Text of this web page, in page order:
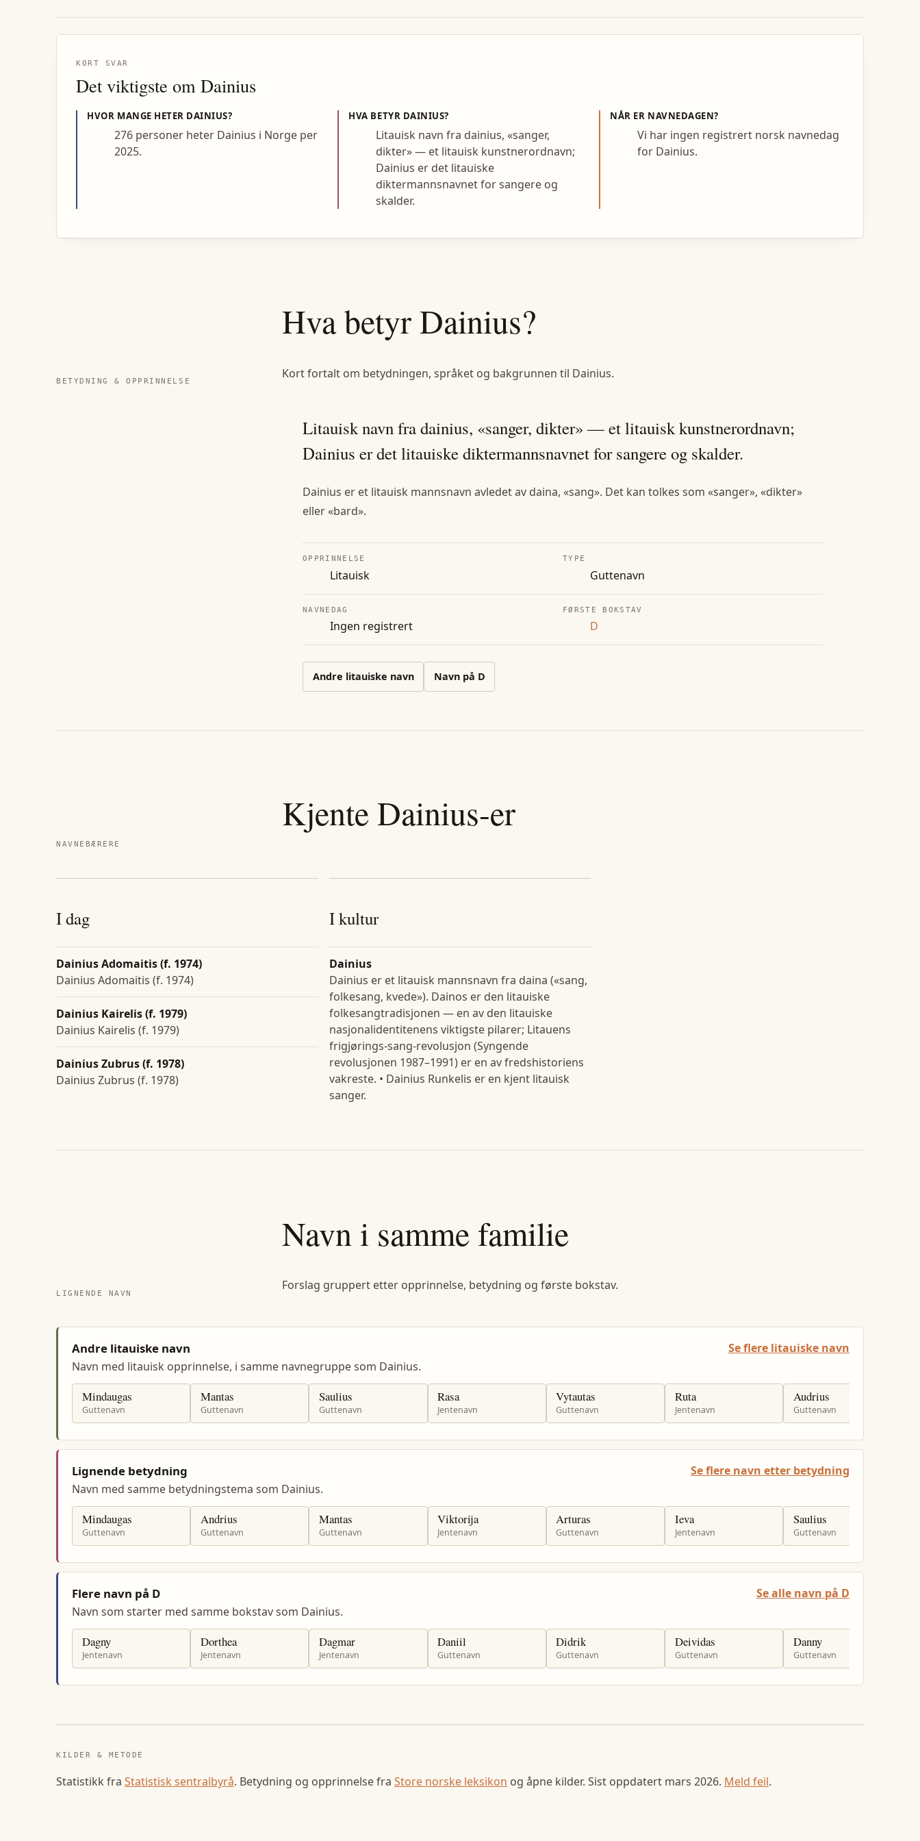
KORT SVAR
Det viktigste om Dainius
HVOR MANGE HETER DAINIUS?
276 personer heter Dainius i Norge per
2025.
HVA BETYR DAINIUS?
Litauisk navn fra dainius, «sanger,
dikter» — et litauisk kunstnerordnavn;
Dainius er det litauiske
diktermannsnavnet for sangere og
skalder.
NÅR ER NAVNEDAGEN?
Vi har ingen registrert norsk navnedag
for Dainius.
BETYDNING & OPPRINNELSE
Hva betyrDainius?
Kort fortalt om betydningen, språket og bakgrunnen til Dainius.
Litauisk navn fra dainius, «sanger, dikter» — et litauisk kunstnerordnavn;
Dainius er det litauiske diktermannsnavnet for sangere og skalder.
Dainius er et litauisk mannsnavn avledet av daina, «sang». Det kan tolkes som «sanger», «dikter»
eller «bard».
OPPRINNELSE
Litauisk
TYPE
Guttenavn
NAVNEDAG
Ingen registrert
FØRSTE BOKSTAV
D
Andre litauiske navn Navn på D
NAVNEBÆRERE
KjenteDainius-er
I dag
Dainius Adomaitis (f. 1974)
Dainius Adomaitis (f. 1974)
Dainius Kairelis (f. 1979)
Dainius Kairelis (f. 1979)
Dainius Zubrus (f. 1978)
Dainius Zubrus (f. 1978)
I kultur
Dainius
Dainius er et litauisk mannsnavn fra daina («sang,
folkesang, kvede»). Dainos er den litauiske
folkesangtradisjonen — en av den litauiske
nasjonalidentitenens viktigste pilarer; Litauens
frigjørings-sang-revolusjon (Syngende
revolusjonen 1987–1991) er en av fredshistoriens
vakreste. • Dainius Runkelis er en kjent litauisk
sanger.
LIGNENDE NAVN
Navn i samme familie
Forslag gruppert etter opprinnelse, betydning og første bokstav.
Andre litauiske navn
Navn med litauisk opprinnelse, i samme navnegruppe som Dainius.
Se flere litauiske navn
Mindaugas
Guttenavn
Mantas
Guttenavn
Saulius
Guttenavn
Rasa
Jentenavn
Vytautas
Guttenavn
Ruta
Jentenavn
Audrius
Guttenavn
Lignende betydning
Navn med samme betydningstema som Dainius.
Se flere navn etter betydning
Mindaugas
Guttenavn
Andrius
Guttenavn
Mantas
Guttenavn
Viktorija
Jentenavn
Arturas
Guttenavn
Ieva
Jentenavn
Saulius
Guttenavn
Flere navn på D
Navn som starter med samme bokstav som Dainius.
Se alle navn på D
Dagny
Jentenavn
Dorthea
Jentenavn
Dagmar
Jentenavn
Daniil
Guttenavn
Didrik
Guttenavn
Deividas
Guttenavn
Danny
Guttenavn
KILDER & METODE
Statistikk fra Statistisk sentralbyrå. Betydning og opprinnelse fra Store norske leksikon og åpne kilder. Sist oppdatert mars 2026. Meld feil.